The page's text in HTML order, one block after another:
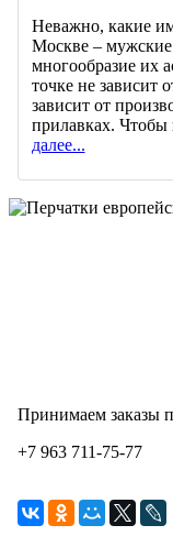
Неважно, какие
Москве – мужские
многообразие их
точке не зависит
зависит от
прилавках. Чтобы
далее...
Принимаем заказы
+7 963 711-75-77